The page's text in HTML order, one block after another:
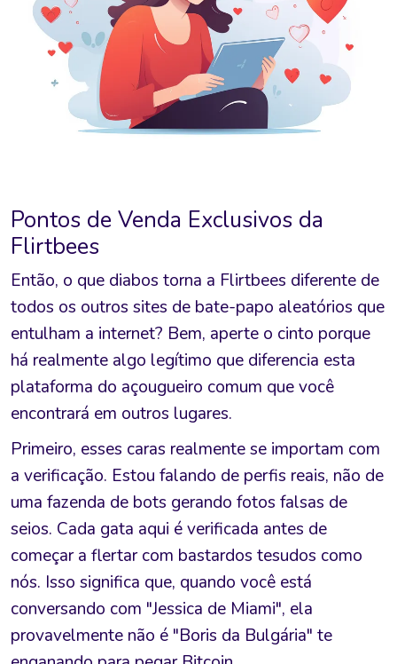
Pontos de Venda Exclusivos da
Flirtbees
Então, o que diabos torna a Flirtbees diferente de
todos os outros sites de bate-papo aleatórios que
entulham a internet? Bem, aperte o cinto porque
há realmente algo legítimo que diferencia esta
plataforma do açougueiro comum que você
encontrará em outros lugares.
Primeiro, esses caras realmente se importam com
a verificação. Estou falando de perfis reais, não de
uma fazenda de bots gerando fotos falsas de
seios. Cada gata aqui é verificada antes de
começar a flertar com bastardos tesudos como
nós. Isso significa que, quando você está
conversando com "Jessica de Miami", ela
provavelmente não é "Boris da Bulgária" te